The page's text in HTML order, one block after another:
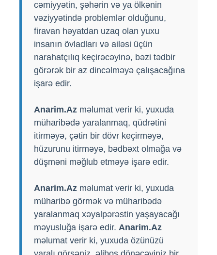
cəmiyyətin, şəhərin və ya ölkənin
vəziyyətində problemlər olduğunu,
firavan həyatdan uzaq olan yuxu
insanın övladları və ailəsi üçün
narahatçılıq keçirəcəyinə, bəzi tədbir
görərək bir az dincəlməyə çalışacağına
işarə edir.
Anarim.Az məlumat verir ki, yuxuda
müharibədə yaralanmaq, qüdrətini
itirməyə, çətin bir dövr keçirməyə,
hüzurunu itirməyə, bədbəxt olmağa və
düşməni məğlub etməyə işarə edir.
Anarim.Az məlumat verir ki, yuxuda
müharibə görmək və müharibədə
yaralanmaq xəyalpərəstin yaşayacağı
məyusluğa işarə edir. Anarim.Az
məlumat verir ki, yuxuda özünüzü